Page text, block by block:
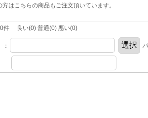
はこちらの商品もご注文頂いています。
件 良い(0) 普通(0) 悪い(0)